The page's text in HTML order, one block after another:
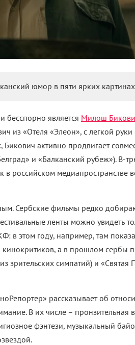
юмор в пяти ярких
бесспорно является Милош
из «Отеля «Элеон», с легкой руки
активно продвигает
и «Балканский рубеж»). В-
в российском медиапространстве
Сербские фильмы редко
ленты можно увидеть
в этом году, например, там
а в прошлом сербы
зрительских симпатий) и «Святая
рассказывает об
В их числе – пронзительная
фэнтези, музыкальный